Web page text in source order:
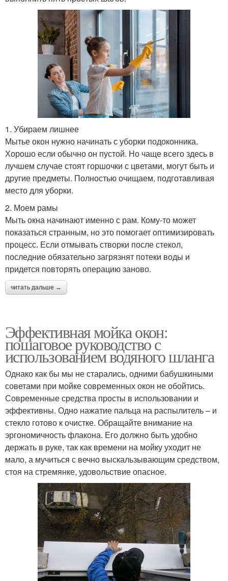
1. Убираем лишнее
Мытье окон нужно начинать с уборки подоконника.
Хорошо если обычно он пустой. Но чаще всего здесь в
лучшем случае стоят горшочки с цветами, могут быть и
другие предметы. Полностью очищаем, подготавливая
место для уборки.
2. Моем рамы
Мыть окна начинают именно с рам. Кому-то может
показаться странным, но это помогает оптимизировать
процесс. Если отмывать створки после стекол,
последние обязательно загрязнят потеки воды и
придется повторять операцию заново.
читать дальше →
Эффективная мойка окон:
пошаговое руководство с
использованием водяного шланга
Однако как бы мы не старались, одними бабушкиными
советами при мойке современных окон не обойтись.
Современные средства просты в использовании и
эффективны. Одно нажатие пальца на распылитель – и
стекло готово к очистке. Обращайте внимание на
эргономичность флакона. Его должно быть удобно
держать в руке, так как времени на мойку уходит не
мало, а мучиться с вечно выскальзывающим средством,
стоя на стремянке, удовольствие опасное.